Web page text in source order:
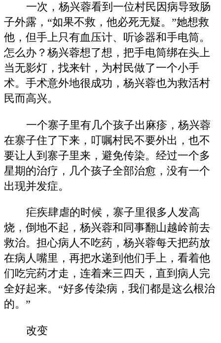
一次，杨兴蓉看到一位村民因病导致肠
子外露，“如果不救，他必死无疑。”她想救
他，但手上只有血压计、听诊器和手电筒。
怎么办？杨兴蓉想了想，把手电筒绑在头上
当无影灯，找来针，为村民做了一个小手
术。手术意外地很成功，杨兴蓉也为救活村
民而高兴。
一个寨子里有几个孩子出麻疹，杨兴蓉
在寨子住了下来，叮嘱村民不要外出，也不
要让人到寨子里来，避免传染。经过一个多
星期的治疗，几个孩子全部治愈，没有一个
出现并发症。
疟疾肆虐的时候，寨子里很多人发高
烧，倒地不起，杨兴蓉和同事翻山越岭前去
救治。担心病人不吃药，杨兴蓉每天把药放
在病人嘴里，再把水递到他们手上，看着他
们吃完药才走，连着来三四天，直到病人完
全好起来。“好多传染病，我们都是这么根治
的。”
改变